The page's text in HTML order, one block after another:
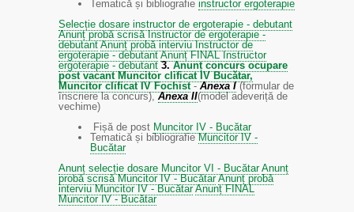
Tematică și bibliografie instructor ergoterapie
Selecție dosare instructor de ergoterapie - debutant
Anunț probă scrisă Instructor de ergoterapie -
debutant Anunț probă interviu Instructor de
ergoterapie - debutant Anunț FINAL Instructor
ergoterapie - debutant 3.Anunț concurs ocupare
post vacant Muncitor clificat IV Bucătar,
Muncitor clificat IV Fochist-Anexa I(formular de
înscriere la concurs),Anexa II(model adeveriță de
vechime)
Fișă de post Muncitor IV - Bucătar
Tematică și bibliografieMuncitor IV -
Bucătar
Anunț selecție dosare Muncitor VI - Bucătar Anunț
probă scrisă Muncitor IV - Bucătar Anunț probă
interviu Muncitor IV - Bucătar Anunț FINAL
Muncitor IV - Bucătar